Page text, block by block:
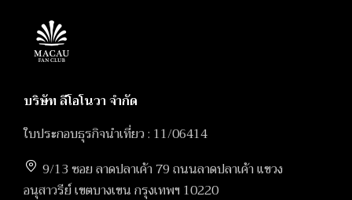
บริษัท ลีโอโนวา จำกัด
ใบประกอบธุรกิจนำเที่ยว : 11/06414
9/13 ซอย ลาดปลาเค้า 79 ถนนลาดปลาเค้า แขวง
อนุสาวรีย์ เขตบางเขน กรุงเทพฯ 10220